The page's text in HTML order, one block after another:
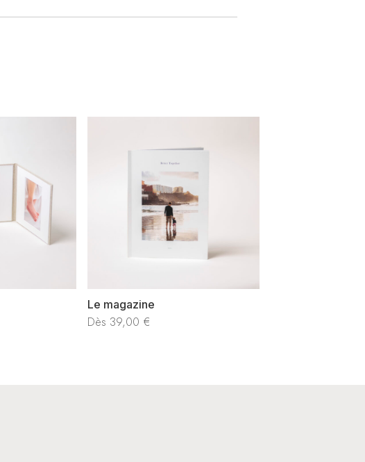
Le magazine
Dès 39,00 €